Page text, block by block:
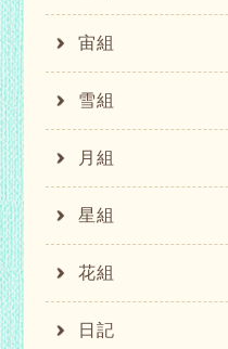
宙組
雪組
月組
星組
花組
日記